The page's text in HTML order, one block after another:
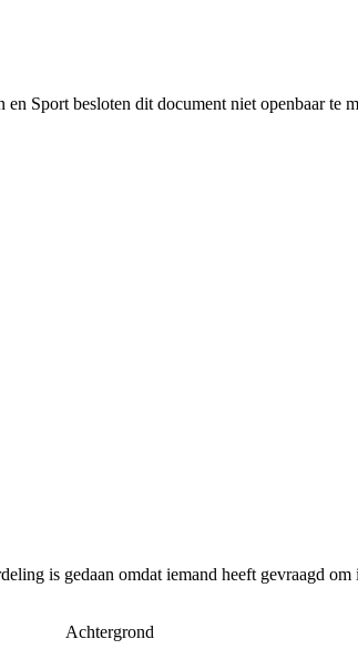
Sport besloten dit document niet openbaar te
is gedaan omdat iemand heeft gevraagd
Achtergrond